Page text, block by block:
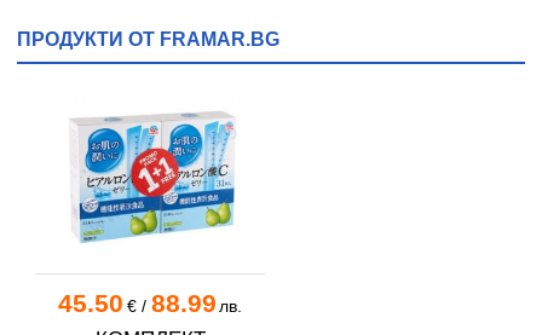
ПРОДУКТИ ОТ FRAMAR.BG
45.50 €/ 88.99 лв.